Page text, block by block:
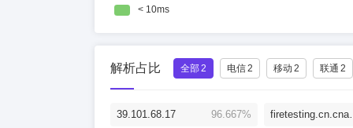
解析占比 全部2 电信2 移动 2 联通 2
39.101.68.17 96.667%